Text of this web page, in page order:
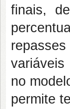
finais,
variáveis
no
permite